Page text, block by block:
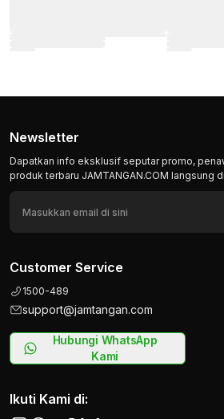
Newsletter
Dapatkan info eksklusif seputar promo,
produk terbaru JAMTANGAN.COM langsung
Customer Service
1500-489
support@jamtangan.com
Hubungi WhatsApp
Kami
Ikuti Kami di: